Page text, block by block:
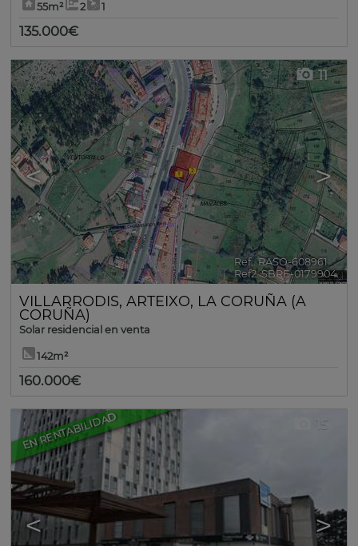
55m² 2 1
135.000€
< >
11
Ref.. RASO-608961 🔗
Ref2. SBRE-0179904
VILLARRODIS, ARTEIXO, LA CORUÑA (A
CORUÑA)
Solar residencial en venta
142m²
160.000€
EN RENTABILIDAD
< >
15